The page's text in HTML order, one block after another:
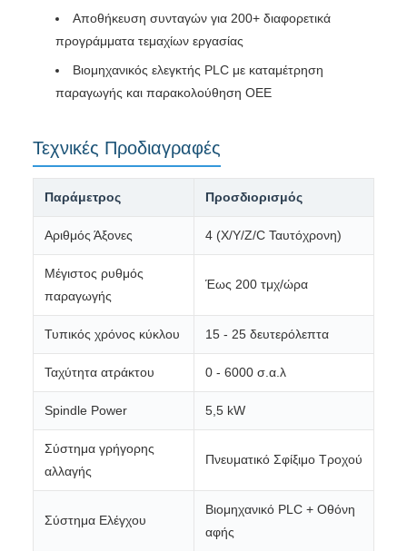
Αποθήκευση συνταγών για 200+ διαφορετικά
προγράμματα τεμαχίων εργασίας
Βιομηχανικός ελεγκτής PLC με καταμέτρηση
παραγωγής και παρακολούθηση ΟΕΕ
Τεχνικές Προδιαγραφές
Παράμετρος Προσδιορισμός
Αριθμός Άξονες 4 (X/Y/Z/C Ταυτόχρονη)
Μέγιστος ρυθμός
παραγωγής
Έως 200 τμχ/ώρα
Τυπικός χρόνος κύκλου 15 - 25 δευτερόλεπτα
Ταχύτητα ατράκτου 0 - 6000 σ.α.λ
Spindle Power 5,5 kW
Σύστημα γρήγορης
αλλαγής
Πνευματικό Σφίξιμο Τροχού
Σύστημα Ελέγχου
Βιομηχανικό PLC + Οθόνη
αφής